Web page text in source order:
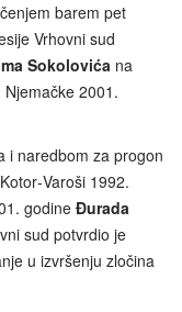
barem pet
Vrhovni sud
Sokolovića na
2001.
i naredbom za progon
1992.
godine Đurada
sud potvrdio je
u izvršenju zločina